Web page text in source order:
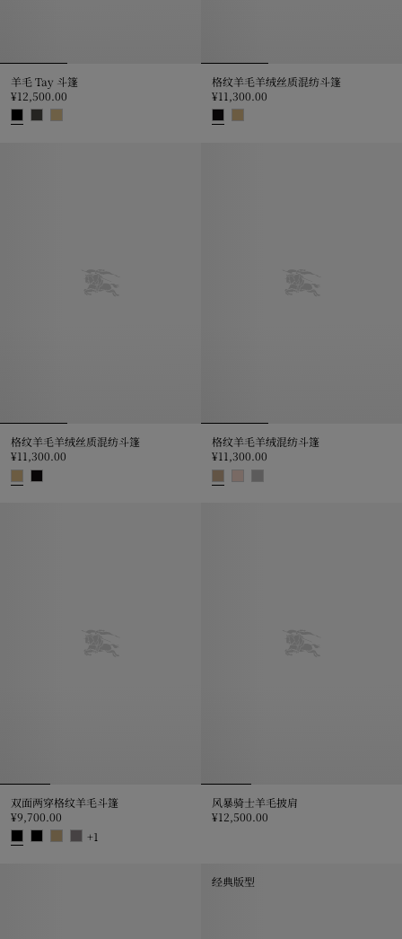
羊毛 Tay 斗篷
¥12,500.00
格纹羊毛羊绒丝质混纺斗篷
¥11,300.00
格纹羊毛羊绒丝质混纺斗篷
¥11,300.00
格纹羊毛羊绒混纺斗篷
¥11,300.00
双面两穿格纹羊毛斗篷
¥9,700.00
+1
风暴骑士羊毛披肩
¥12,500.00
经典版型